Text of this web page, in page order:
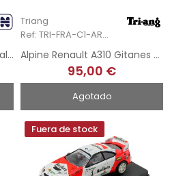
Audi Quattro - Demuth - Rally Costa Brava 1985 - Hand-Painted
Triang
Ref: TRI-FRA-C1-ART.1
Alpine Renault A310 Gitanes - Rallye de Portugal - Hand-Painted
95,00 €
Agotado
Fuera de stock